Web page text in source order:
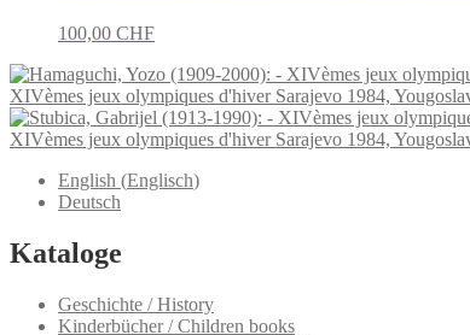
100,00 CHF
XIVèmes jeux olympiques d'hiver Sarajevo 1984,
XIVèmes jeux olympiques d'hiver Sarajevo 1984,
English (Englisch)
Deutsch
Kataloge
Geschichte / History
Kinderbücher / Children books